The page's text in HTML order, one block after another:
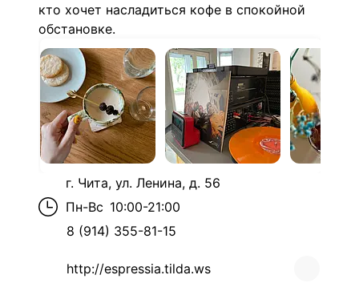
кто хочет насладиться кофе в спокойной
обстановке.
г. Чита, ул. Ленина, д. 56
Пн-Вс 10:00-21:00
8 (914) 355-81-15
http://espressia.tilda.ws